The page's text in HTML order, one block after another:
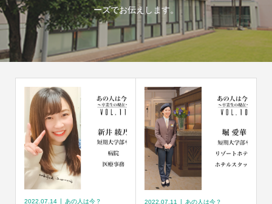
ーズでお伝えします。
2022.07.14 あの人は今？ 2022.07.11 あの人は今？